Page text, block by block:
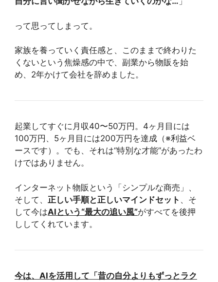
って思ってしまって。
家族を養っていく責任感と、このままで終わりた
くないという焦燥感の中で、副業から物販を始
め、2年かけて会社を辞めました。
起業してすぐに月収40〜50万円。4ヶ月目には
100万円、5ヶ月目には200万円を達成（※利益ベ
ースです）。でも、それは“特別な才能”があったわ
けではありません。
インターネット物販という「シンプルな商売」、
そして、 正しい手順と正しいマインドセット 、そ
して今はAIという“最大の追い風”がすべてを後押
ししてくれています。
今は、AIを活用して「昔の自分よりもずっとラク